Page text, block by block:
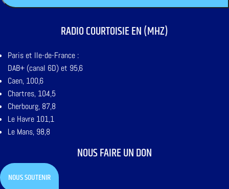
RADIO COURTOISIE EN (MHZ)
Paris et Ile-de-France :
DAB+ (canal 6D) et 95,6
Caen, 100,6
Chartres, 104,5
Cherbourg, 87,8
Le Havre 101,1
Le Mans, 98,8
NOUS FAIRE UN DON
NOUS SOUTENIR